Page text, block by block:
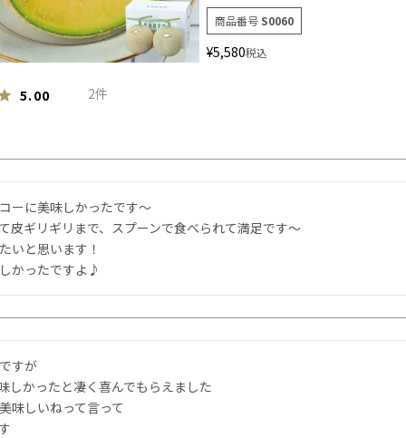
商品番号 S0060
¥5,580税込
5.00 2
ーに美味しかったです〜
皮ギリギリまで、スプーンで食べられて満足です〜
いと思います！
かったですよ♪
すが
しかったと凄く喜んでもらえました
味しいねって言って